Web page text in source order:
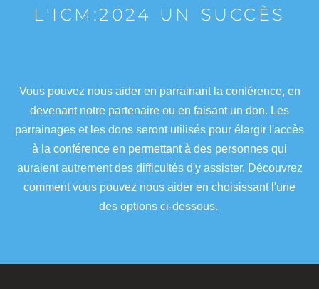
L'ICM:2024 UN SUCCÈS
Vous pouvez nous aider en parrainant la conférence, en
devenant notre partenaire ou en faisant un don. Les
parrainages et les dons seront utilisés pour élargir l'accès
à la conférence en permettant à des personnes qui
auraient autrement des difficultés d'y assister. Découvrez
comment vous pouvez nous aider en choisissant l'une
des options ci-dessous.